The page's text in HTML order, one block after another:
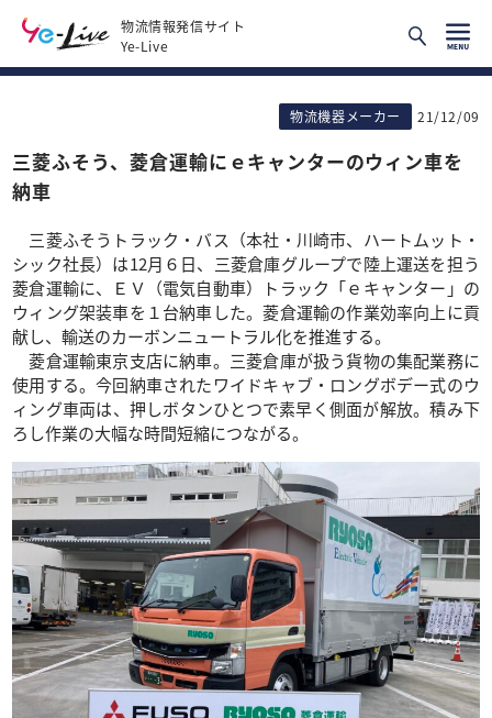
物流情報発信サイト
Ye-Live
物流機器メーカー 21/12/09
三菱ふそう、菱倉運輸にｅキャンターのウィン車を
納車
三菱ふそうトラック・バス（本社・川崎市、ハートムット・
シック社長）は12月６日、三菱倉庫グループで陸上運送を担う
菱倉運輸に、ＥＶ（電気自動車）トラック「ｅキャンター」の
ウィング架装車を１台納車した。菱倉運輸の作業効率向上に貢
献し、輸送のカーボンニュートラル化を推進する。
菱倉運輸東京支店に納車。三菱倉庫が扱う貨物の集配業務に
使用する。今回納車されたワイドキャブ・ロングボデー式のウ
ィング車両は、押しボタンひとつで素早く側面が解放。積み下
ろし作業の大幅な時間短縮につながる。